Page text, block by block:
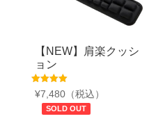
【NEW】肩楽クッシ
ョン
5段階中
4.83
の評価
¥7,480（税込）
SOLD OUT